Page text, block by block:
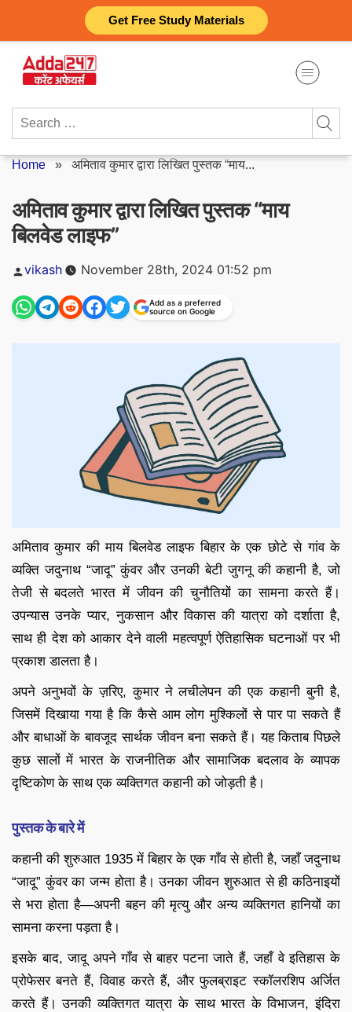
Get Free Study Materials
content
Search
Home » अमिताव कुमार द्वारा लिखित पुस्तक “माय...
अमिताव कुमार द्वारा लिखित पुस्तक “माय
बिलवेड लाइफ”
Posted
vikash November 28th, 2024 01:52 pm
Add as a preferred
source on Google
अमिताव कुमार की माय बिलवेड लाइफ बिहार के एक छोटे से गांव के
व्यक्ति जदुनाथ “जादू” कुंवर और उनकी बेटी जुगनू की कहानी है, जो
तेजी से बदलते भारत में जीवन की चुनौतियों का सामना करते हैं।
उपन्यास उनके प्यार, नुकसान और विकास की यात्रा को दर्शाता है,
साथ ही देश को आकार देने वाली महत्वपूर्ण ऐतिहासिक घटनाओं पर भी
प्रकाश डालता है।
अपने अनुभवों के ज़रिए, कुमार ने लचीलेपन की एक कहानी बुनी है,
जिसमें दिखाया गया है कि कैसे आम लोग मुश्किलों से पार पा सकते हैं
और बाधाओं के बावजूद सार्थक जीवन बना सकते हैं। यह किताब पिछले
कुछ सालों में भारत के राजनीतिक और सामाजिक बदलाव के व्यापक
दृष्टिकोण के साथ एक व्यक्तिगत कहानी को जोड़ती है।
पुस्तक के बारे में
कहानी की शुरुआत 1935 में बिहार के एक गाँव से होती है, जहाँ जदुनाथ
“जादू” कुंवर का जन्म होता है। उनका जीवन शुरुआत से ही कठिनाइयों
से भरा होता है—अपनी बहन की मृत्यु और अन्य व्यक्तिगत हानियों का
सामना करना पड़ता है।
इसके बाद, जादू अपने गाँव से बाहर पटना जाते हैं, जहाँ वे इतिहास के
प्रोफेसर बनते हैं, विवाह करते हैं, और फुलब्राइट स्कॉलरशिप अर्जित
करते हैं। उनकी व्यक्तिगत यात्रा के साथ भारत के विभाजन, इंदिरा